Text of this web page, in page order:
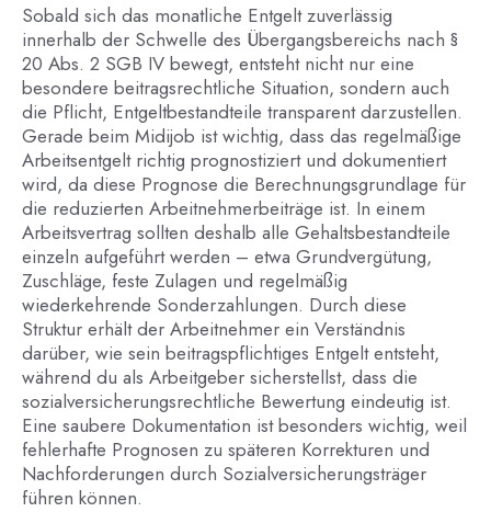
Sobald sich das monatliche Entgelt zuverlässig
innerhalb der Schwelle des Übergangsbereichs nach §
20 Abs. 2 SGB IV bewegt, entsteht nicht nur eine
besondere beitragsrechtliche Situation, sondern auch
die Pflicht, Entgeltbestandteile transparent darzustellen.
Gerade beim Midijob ist wichtig, dass das regelmäßige
Arbeitsentgelt richtig prognostiziert und dokumentiert
wird, da diese Prognose die Berechnungsgrundlage für
die reduzierten Arbeitnehmerbeiträge ist. In einem
Arbeitsvertrag sollten deshalb alle Gehaltsbestandteile
einzeln aufgeführt werden – etwa Grundvergütung,
Zuschläge, feste Zulagen und regelmäßig
wiederkehrende Sonderzahlungen. Durch diese
Struktur erhält der Arbeitnehmer ein Verständnis
darüber, wie sein beitragspflichtiges Entgelt entsteht,
während du als Arbeitgeber sicherstellst, dass die
sozialversicherungsrechtliche Bewertung eindeutig ist.
Eine saubere Dokumentation ist besonders wichtig, weil
fehlerhafte Prognosen zu späteren Korrekturen und
Nachforderungen durch Sozialversicherungsträger
führen können.